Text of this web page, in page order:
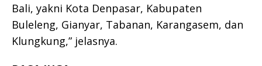
Bali, yakni Kota Denpasar, Kabupaten
Buleleng, Gianyar, Tabanan, Karangasem, dan
Klungkung,” jelasnya.